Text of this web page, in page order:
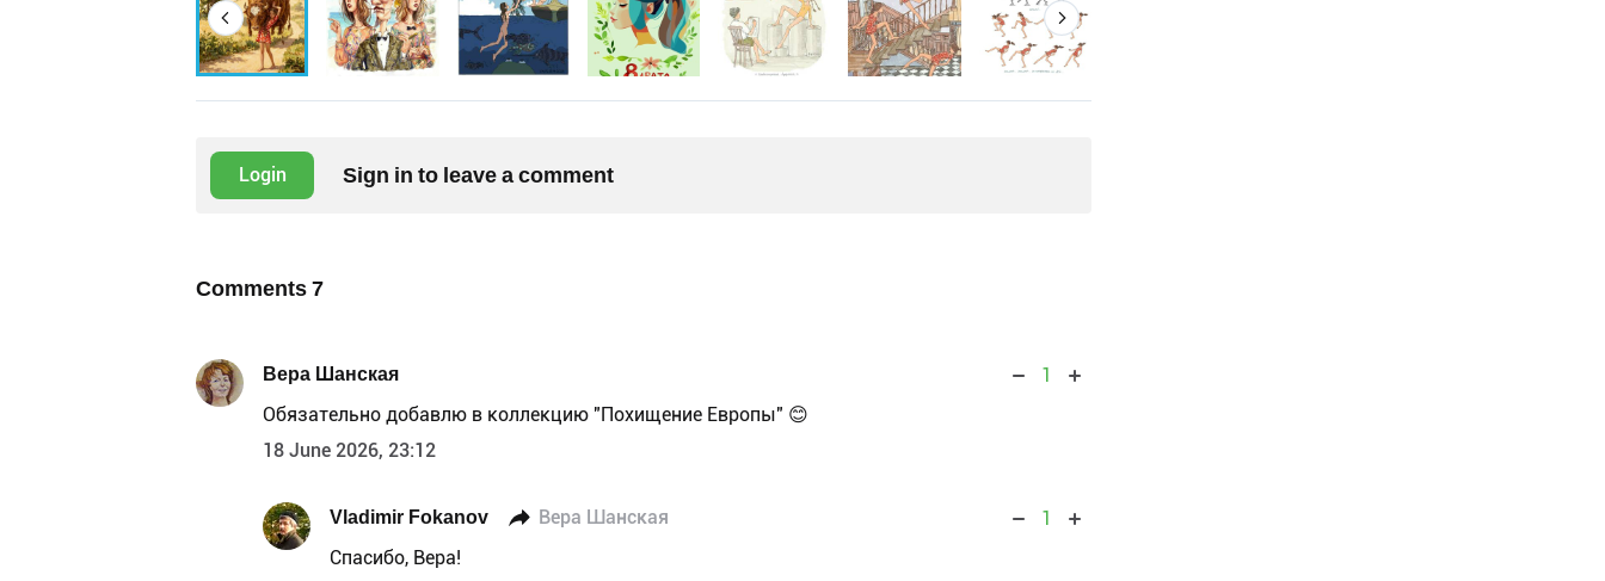
Login Sign in to leave a comment
Comments7
Вера Шанская
1
Обязательно добавлю в коллекцию "Похищение Европы" 😊
18 June 2026, 23:12
Vladimir Fokanov Вера Шанская
1
Спасибо, Вера!